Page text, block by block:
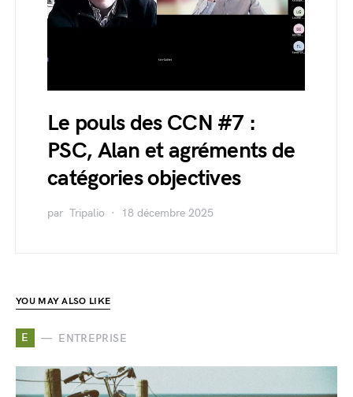
Le pouls des CCN #7 :
PSC, Alan et agréments de
catégories objectives
par Tripalio 18 décembre 2025
YOU MAY ALSO LIKE
E ENTREPRISE